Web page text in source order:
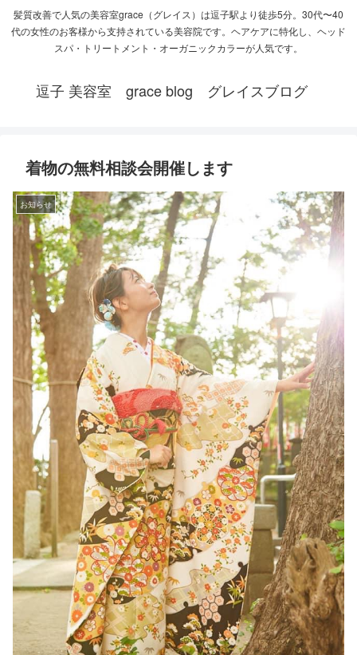
髪質改善で人気の美容室grace（グレイス）は逗子駅より徒歩5分。30代〜40
代の女性のお客様から支持されている美容院です。ヘアケアに特化し、ヘッド
スパ・トリートメント・オーガニックカラーが人気です。
逗子 美容室 grace blog グレイスブログ
着物の無料相談会開催します
お知らせ